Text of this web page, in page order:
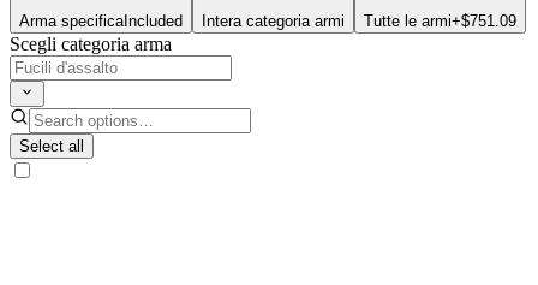
Arma specificaIncluded Intera categoria armi Tutte le armi+$751.09
Scegli categoria arma
Select all